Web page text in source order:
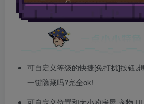
可自定义等级的快捷[免打扰]按钮,
一键隐藏吗?完全ok!